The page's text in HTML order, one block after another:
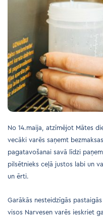
No 14.maija, atzīmējot Mātes
vecāki varēs saņemt
pagatavošanai savā līdzi
pilsētnieks ceļā justos labi un
un ērti.
Garākās nesteidzīgās
visos Narvesen varēs ieskriet